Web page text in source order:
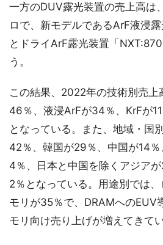
一方のDUV露光装置の売上高は
ロで、新モデルであるArF液浸
とドライArF露光装置「
う。
この結果、2022年の技術別売上
46％、液浸ArFが34％、KrFが
となっている。また、地域・国
42％、韓国が29％、中国が14
4％、日本と中国を除くアジア
2％となっている。用途別では
モリが35％で、DRAMへのEUV
モリ向け売り上げが増えてきてい